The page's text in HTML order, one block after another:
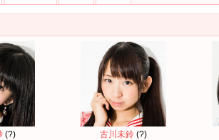
(?) 古川未鈴 (?)